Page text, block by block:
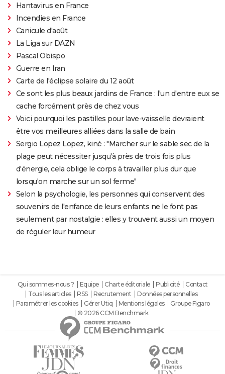
Hantavirus en France
Incendies en France
Canicule d'août
La Liga sur DAZN
Pascal Obispo
Guerre en Iran
Carte de l'éclipse solaire du 12 août
Ce sont les plus beaux jardins de France : l'un d'entre eux se
cache forcément près de chez vous
Voici pourquoi les pastilles pour lave-vaisselle devraient
être vos meilleures alliées dans la salle de bain
Sergio Lopez Lopez, kiné : "Marcher sur le sable sec de la
plage peut nécessiter jusqu'à près de trois fois plus
d'énergie, cela oblige le corps à travailler plus dur que
lorsqu'on marche sur un sol ferme"
Selon la psychologie, les personnes qui conservent des
souvenirs de l'enfance de leurs enfants ne le font pas
seulement par nostalgie : elles y trouvent aussi un moyen
de réguler leur humeur
Qui sommes-nous ? Equipe Charte éditoriale Publicité
Contact
Tous les articles
RSS Recrutement
Données personnelles
Paramétrer les cookies
Gérer Utiq Mentions légales
Groupe Figaro
© 2026 CCM Benchmark